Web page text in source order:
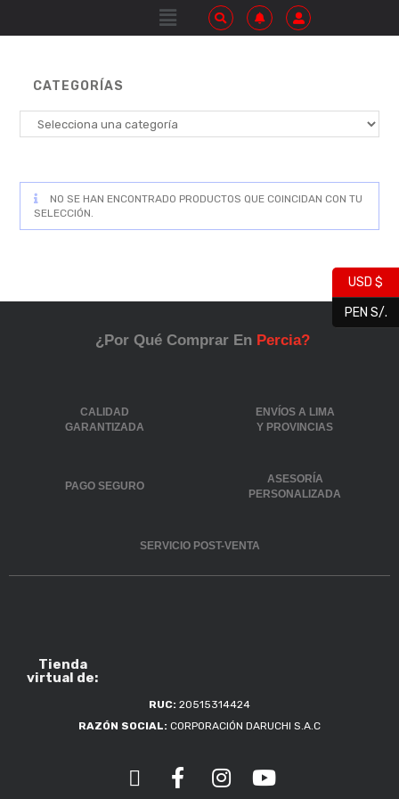
CATEGORÍAS
NO SE HAN ENCONTRADO PRODUCTOS QUE COINCIDAN CON TU
SELECCIÓN.
¿Por Qué Comprar En Percia?
CALIDAD
GARANTIZADA
ENVÍOS A LIMA
Y PROVINCIAS
PAGO SEGURO
ASESORÍA
PERSONALIZADA
SERVICIO POST-VENTA
Tienda
virtual de:
RUC: 20515314424
RAZÓN SOCIAL: CORPORACIÓN DARUCHI S.A.C
USD $
PEN S/.